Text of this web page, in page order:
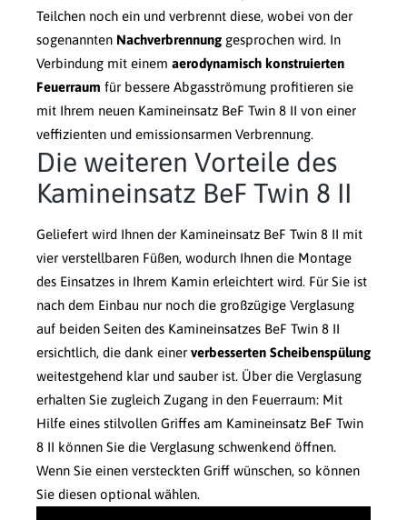
Teilchen noch ein und verbrennt diese, wobei von der
sogenannten Nachverbrennung gesprochen wird. In
Verbindung mit einem aerodynamisch konstruierten
Feuerraum für bessere Abgasströmung profitieren sie
mit Ihrem neuen Kamineinsatz BeF Twin 8 II von einer
veffizienten und emissionsarmen Verbrennung.
Die weiteren Vorteile des
Kamineinsatz BeF Twin 8 II
Geliefert wird Ihnen der Kamineinsatz BeF Twin 8 II mit
vier verstellbaren Füßen, wodurch Ihnen die Montage
des Einsatzes in Ihrem Kamin erleichtert wird. Für Sie ist
nach dem Einbau nur noch die großzügige Verglasung
auf beiden Seiten des Kamineinsatzes BeF Twin 8 II
ersichtlich, die dank einer verbesserten Scheibenspülung
weitestgehend klar und sauber ist. Über die Verglasung
erhalten Sie zugleich Zugang in den Feuerraum: Mit
Hilfe eines stilvollen Griffes am Kamineinsatz BeF Twin
8 II können Sie die Verglasung schwenkend öffnen.
Wenn Sie einen versteckten Griff wünschen, so können
Sie diesen optional wählen.